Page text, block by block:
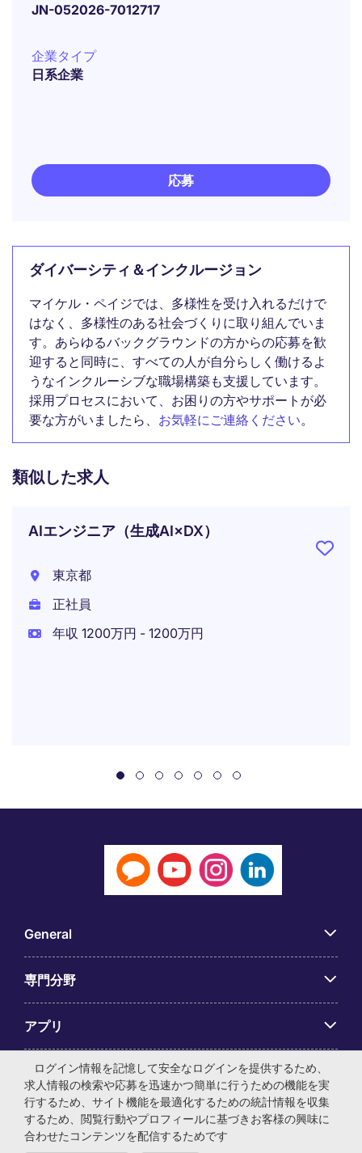
JN-052026-7012717
企業タイプ
日系企業
応募
ダイバーシティ＆インクルージョン
マイケル・ペイジでは、多様性を受け入れるだけで
はなく、多様性のある社会づくりに取り組んでいま
す。あらゆるバックグラウンドの方からの応募を歓
迎すると同時に、すべての人が自分らしく働けるよ
うなインクルーシブな職場構築も支援しています。
採用プロセスにおいて、お困りの方やサポートが必
要な方がいましたら、 お気軽にご連絡ください。
類似した求人
AIエンジニア（生成AI×DX）
東京都
正社員
年収 1200万円 - 1200万円
General
専門分野
アプリ
Employer Centre
ログイン情報を記憶して安全なログインを提供するため、
求人情報の検索や応募を迅速かつ簡単に行うための機能を実
行するため、サイト機能を最適化するための統計情報を収集
するため、閲覧行動やプロフィールに基づきお客様の興味に
合わせたコンテンツを配信するためです